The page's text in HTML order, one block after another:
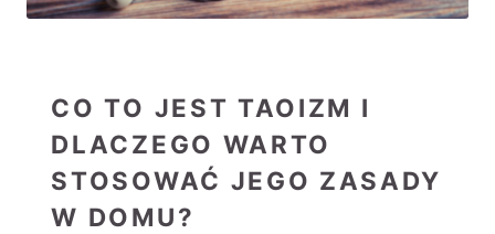
CO TO JEST TAOIZM I
DLACZEGO WARTO
STOSOWAĆ JEGO ZASADY
W DOMU?